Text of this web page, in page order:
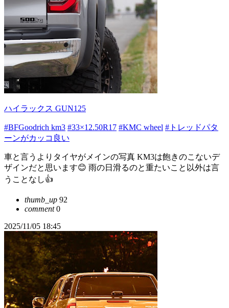
ハイラックス GUN125
#BFGoodrich km3 #33×12.50R17 #KMC wheel #トレッドパタ
ーンがカッコ良い
車と言うよりタイヤがメインの写真 KM3は飽きのこないデ
ザインだと思います😊 雨の日滑るのと重たいこと以外は言
うことなし︎︎👍
thumb_up 92
comment0
2025/11/05 18:45